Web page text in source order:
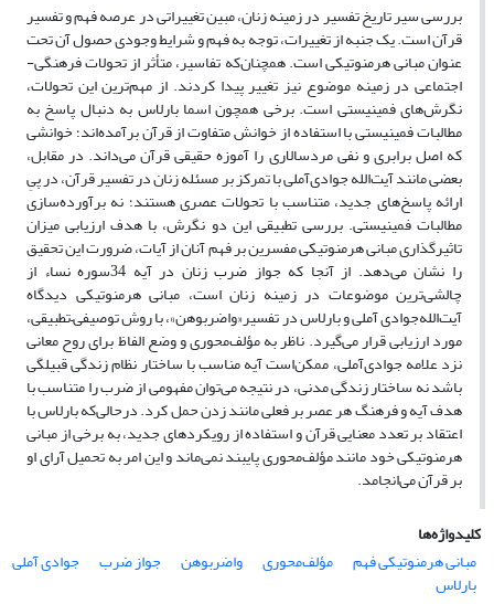
بررسی سیر تاریخ تفسیر در زمینه زنان، مبین تغییراتی در عرصه فهم و تفسیر
قرآن است. یک جنبه از تغییرات، توجه به فهم و شرایط وجودی حصول آن تحت
عنوان مبانی هرمنوتیکی است. همچنان‌که تفاسیر، متأثر از تحولات فرهنگی-
اجتماعی در زمینه موضوع نیز تغییر پیدا کردند. از مهم‌ترین این تحولات،
نگرش‌های فمینیستی است. برخی همچون اسما بارلاس به دنبال پاسخ به
مطالبات فمینیستی با استفاده از خوانش متفاوت از قرآن برآمده‌اند؛ خوانشی
که اصل برابری و نفی مردسالاری را آموزه حقیقی قرآن می‌داند. در مقابل،
بعضی مانند آیت‌الله جوادی‌آملی با تمرکز بر مسئله زنان در تفسیر قرآن، در پیِ
ارائه پاسخ‌های جدید، متناسب با تحولات عصری هستند؛ نه برآورده‌سازی
مطالبات فمینیستی. بررسی تطبیقی این دو نگرش، با هدف ارزیابی میزان
تاثیرگذاری مبانی هرمنوتیکی مفسرین بر فهم آنان از آیات، ضرورت این تحقیق
را نشان می‌دهد. از آنجا که جواز ضرب زنان در آیه 34سوره نساء از
چالشی‌ترین موضوعات در زمینه زنان است، مبانی هرمنوتیکی دیدگاه
آیت‌الله‌جوادی آملی و بارلاس در تفسیر«واضربوهن»، با روش توصیفی–تطبیقی،
مورد ارزیابی قرار می‌گیرد. ناظر به مؤلف‌محوری و وضع الفاظ برای روح معانی
نزد علامه جوادی‌آملی، ممکن‌است آیه مناسب با ساختار نظام زندگی قبیلگی
باشد نه ساختار زندگی مدنی، در نتیجه می‌توان مفهومی از ضرب را متناسب با
هدف آیه و فرهنگ هر عصر بر فعلی مانند زدن حمل کرد. درحالی‌که بارلاس با
اعتقاد بر تعدد معنایی قرآن و استفاده از رویکردهای جدید، به برخی از مبانی
هرمنوتیکی خود مانند مؤلف‌محوری پایبند نمی‌ماند و این امر به تحمیل آرای او
بر قرآن می‌انجامد.
کلیدواژه‌ها
مبانی هرمنوتیکی فهم
مؤلف‌محوری واضربوهن جواز ضرب جوادی آملی
بارلاس